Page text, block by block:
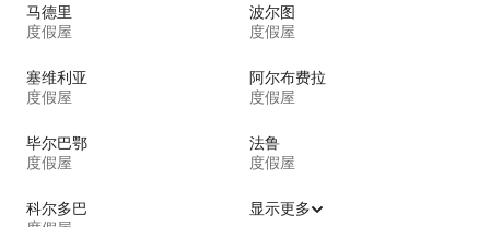
马德里
度假屋
波尔图
度假屋
塞维利亚
度假屋
阿尔布费拉
度假屋
毕尔巴鄂
度假屋
法鲁
度假屋
科尔多巴
显示更多